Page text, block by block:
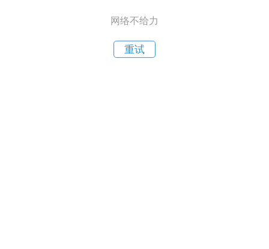
网络不给力
重试